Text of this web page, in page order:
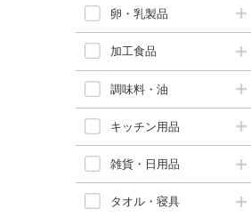
卵・乳製品
加工食品
調味料・油
キッチン用品
雑貨・日用品
タオル・寝具